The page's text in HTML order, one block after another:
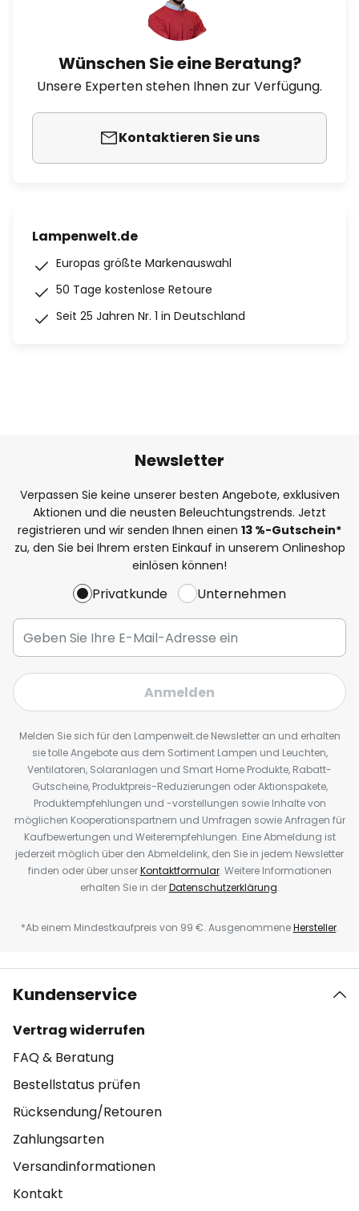
Wünschen Sie eine Beratung?
Unsere Experten stehen Ihnen zur Verfügung.
Kontaktieren Sie uns
Lampenwelt.de
Europas größte Markenauswahl
50 Tage kostenlose Retoure
Seit 25 Jahren Nr. 1 in Deutschland
Newsletter
Verpassen Sie keine unserer besten Angebote, exklusiven
Aktionen und die neusten Beleuchtungstrends. Jetzt
registrieren und wir senden Ihnen einen 13 %-Gutschein*
zu, den Sie bei Ihrem ersten Einkauf in unserem Onlineshop
einlösen können!
Privatkunde Unternehmen
Anmelden
Melden Sie sich für den Lampenwelt.de Newsletter an und erhalten
sie tolle Angebote aus dem Sortiment Lampen und Leuchten,
Ventilatoren, Solaranlagen und Smart Home Produkte, Rabatt-
Gutscheine, Produktpreis-Reduzierungen oder Aktionspakete,
Produktempfehlungen und -vorstellungen sowie Inhalte von
möglichen Kooperationspartnern und Umfragen sowie Anfragen für
Kaufbewertungen und Weiterempfehlungen. Eine Abmeldung ist
jederzeit möglich über den Abmeldelink, den Sie in jedem Newsletter
finden oder über unserKontaktformular. Weitere Informationen
erhalten Sie in derDatenschutzerklärung.
*Ab einem Mindestkaufpreis von 99 €. AusgenommeneHersteller.
Kundenservice
Vertrag widerrufen
FAQ & Beratung
Bestellstatus prüfen
Rücksendung/Retouren
Zahlungsarten
Versandinformationen
Kontakt